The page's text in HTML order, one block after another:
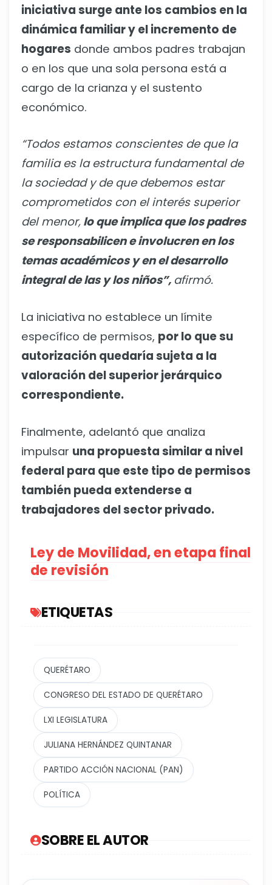
iniciativa surge ante los cambios en la
dinámica familiar y el incremento de
hogares donde ambos padres trabajan
o en los que una sola persona está a
cargo de la crianza y el sustento
económico.
“Todos estamos conscientes de que la
familia es la estructura fundamental de
la sociedad y de que debemos estar
comprometidos con el interés superior
del menor, lo que implica que los padres
se responsabilicen e involucren en los
temas académicos y en el desarrollo
integral de las y los niños”, afirmó.
La iniciativa no establece un límite
específico de permisos, por lo que su
autorización quedaría sujeta a la
valoración del superior jerárquico
correspondiente.
Finalmente, adelantó que analiza
impulsar una propuesta similar a nivel
federal para que este tipo de permisos
también pueda extenderse a
trabajadores del sector privado.
Ley de Movilidad, en etapa final
de revisión
ETIQUETAS
QUERÉTARO
CONGRESO DEL ESTADO DE QUERÉTARO
LXI LEGISLATURA
JULIANA HERNÁNDEZ QUINTANAR
PARTIDO ACCIÓN NACIONAL (PAN)
POLÍTICA
SOBRE EL AUTOR